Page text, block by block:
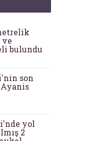
ve
bulundu
son
yol
2